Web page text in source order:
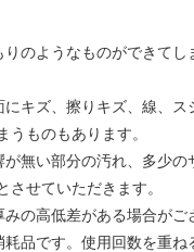
のようなものができてし
キズ、擦りキズ、線、ス
うものもあります。
無い部分の汚れ、多少の
させていただきます。
の高低差がある場合がご
品です。使用回数を重ね